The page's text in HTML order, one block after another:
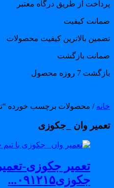
از طریق درگاه معتبر
کیفیت
بالاترین کیفیت محصولات
بازگشت
7 روزه محصول
/ محصولات برچسب خورده
وان _جکوزی
تعمیر جکوزی-
جکوزی۰۹۱۲۱۵...